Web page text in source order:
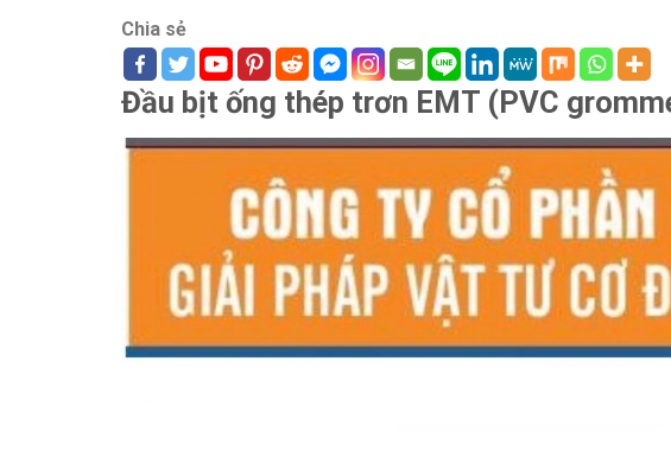
Chia sẻ
Đầu bịt ống thép trơn EMT (PVC